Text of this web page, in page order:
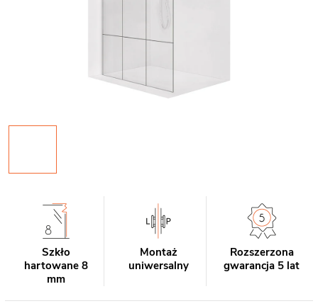
Szkło
hartowane 8
mm
Montaż
uniwersalny
Rozszerzona
gwarancja 5 lat